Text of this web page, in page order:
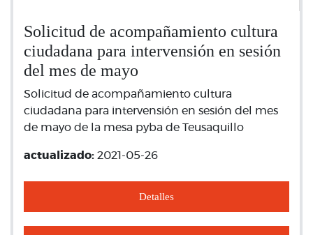
Solicitud de acompañamiento cultura
ciudadana para intervensión en sesión
del mes de mayo
Solicitud de acompañamiento cultura
ciudadana para intervensión en sesión del mes
de mayo de la mesa pyba de Teusaquillo
actualizado: 2021-05-26
Detalles